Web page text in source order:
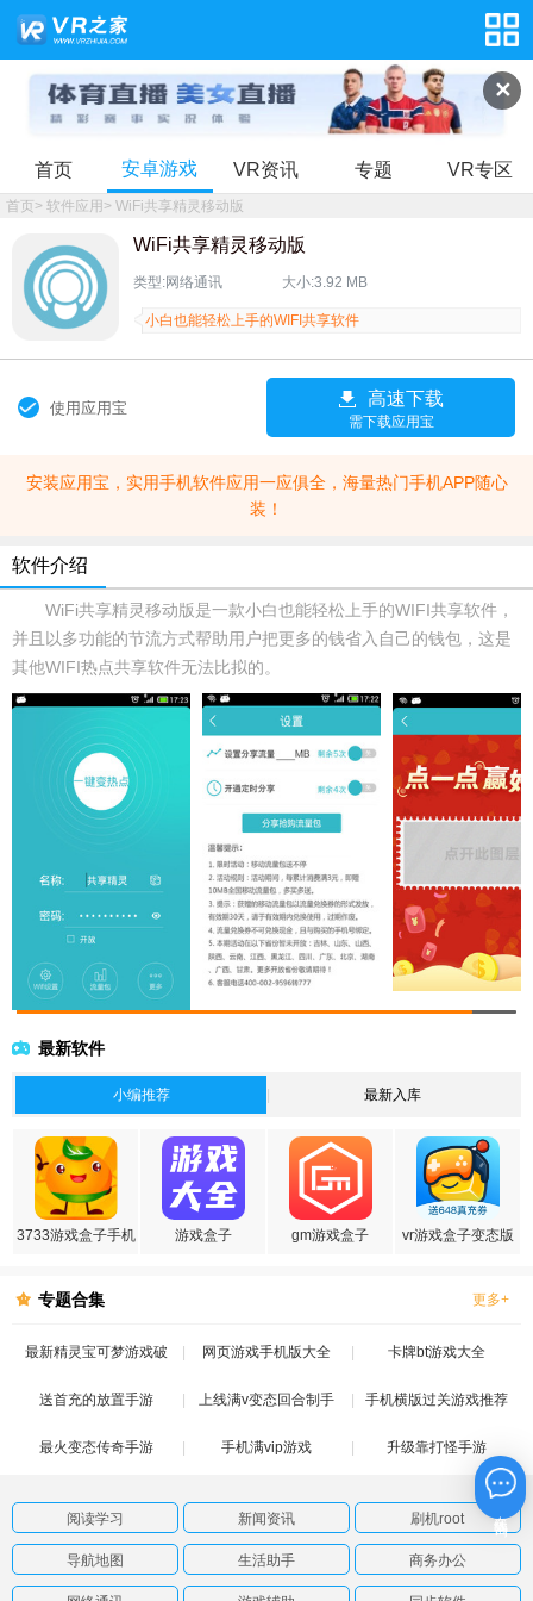
✕
首页 安卓游戏 VR资讯 专题 VR专区
首页> 软件应用> WiFi共享精灵移动版
WiFi共享精灵移动版
类型:网络通讯 大小:3.92 MB
小白也能轻松上手的WIFI共享软件
使用应用宝 高速下载
需下载应用宝
安装应用宝，实用手机软件应用一应俱全，海量热门手机APP随心
装！
软件介绍
WiFi共享精灵移动版是一款小白也能轻松上手的WIFI共享软件，
并且以多功能的节流方式帮助用户把更多的钱省入自己的钱包，这是
其他WIFI热点共享软件无法比拟的。
最新软件
小编推荐 最新入库
3733游戏盒子手机
游戏盒子 gm游戏盒子 vr游戏盒子变态版
专题合集 更多+
最新精灵宝可梦游戏破
解版
网页游戏手机版大全 卡牌bt游戏大全
送首充的放置手游 上线满v变态回合制手
游
手机横版过关游戏推荐
最火变态传奇手游 手机满vip游戏 升级靠打怪手游
阅读学习 新闻资讯 刷机root
导航地图 生活助手 商务办公